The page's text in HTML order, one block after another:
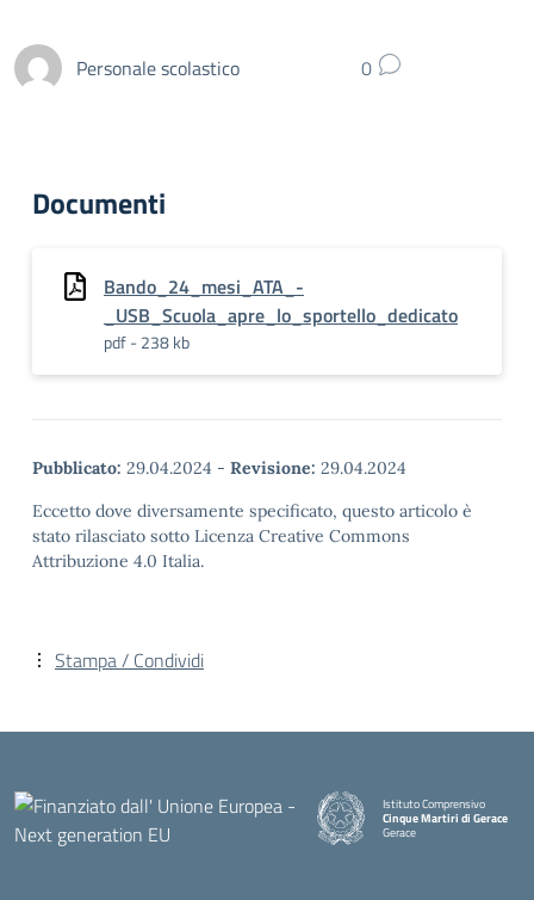
Personale scolastico 0
Documenti
Bando_24_mesi_ATA_-
_USB_Scuola_apre_lo_sportello_dedicato
pdf - 238 kb
Pubblicato: 29.04.2024 - Revisione: 29.04.2024
Eccetto dove diversamente specificato, questo articolo è
stato rilasciato sotto Licenza Creative Commons
Attribuzione 4.0 Italia.
Stampa / Condividi
Istituto Comprensivo
Cinque Martiri di Gerace
Gerace